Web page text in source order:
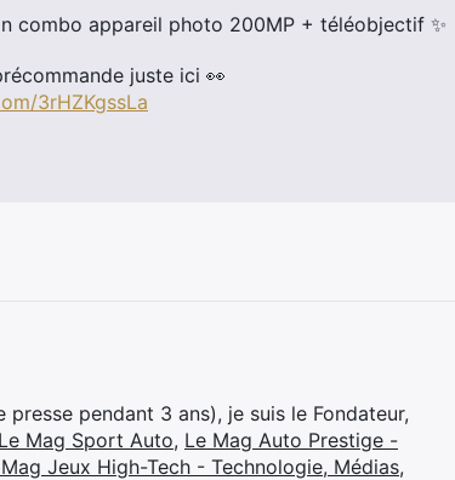
combo appareil photo 200MP + téléobjectif ✨
juste ici 👀
3rHZKgssLa
pendant 3 ans), je suis le Fondateur,
Le Mag Sport Auto, Le Mag Auto Prestige -
Jeux High-Tech - Technologie, Médias,